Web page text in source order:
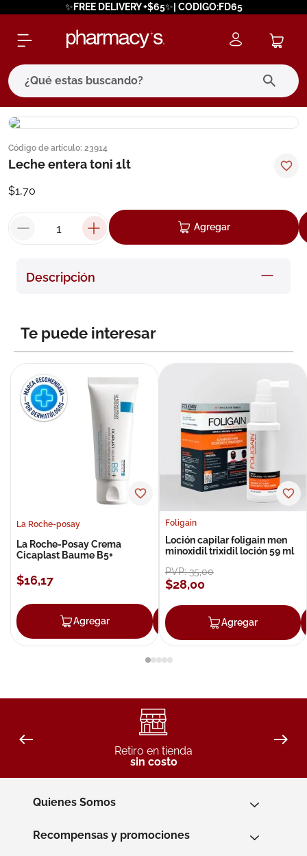
✨FREE DELIVERY +$65✨| CODIGO:FD65
¿Qué estas buscando?
Código de artículo: 23914
Leche entera toni 1lt
$1,70
Agregar
Descripción
Te puede interesar
La Roche-posay
La Roche-Posay Crema
Cicaplast Baume B5+
$16,17
Agregar Agregar
Foligain
Loción capilar foligain men
minoxidil trixidil loción 59 ml
PVP:35,00
$28,00
Agregar
Retiro en tienda
sin costo
Quienes Somos
Recompensas y promociones
términos más buscados
1. eucerin
pilexil
5. cerave
6 degraler
10.pañales